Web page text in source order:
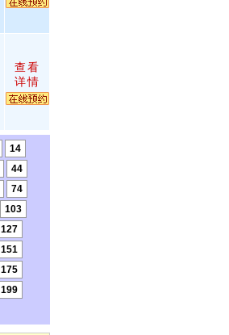
查看
详情
14
44
74
103
127
151
175
199